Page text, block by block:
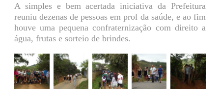
A simples e bem acertada iniciativa da Prefeitura
reuniu dezenas de pessoas em prol da saúde, e ao fim
houve uma pequena confraternização com direito a
água, frutas e sorteio de brindes.